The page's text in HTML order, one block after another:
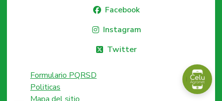
Facebook
Instagram
Twitter
Formulario PQRSD
Politicas